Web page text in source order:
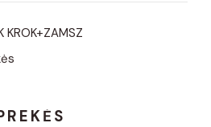
KROK+ZAMSZ